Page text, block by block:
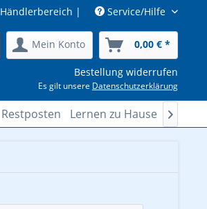
Service/Hilfe
Händlerbereich |
Mein Konto 0,00 € *
Bestellung widerrufen
Es gilt unsere Datenschutzerklärung
Restposten Lernen zu Hause 